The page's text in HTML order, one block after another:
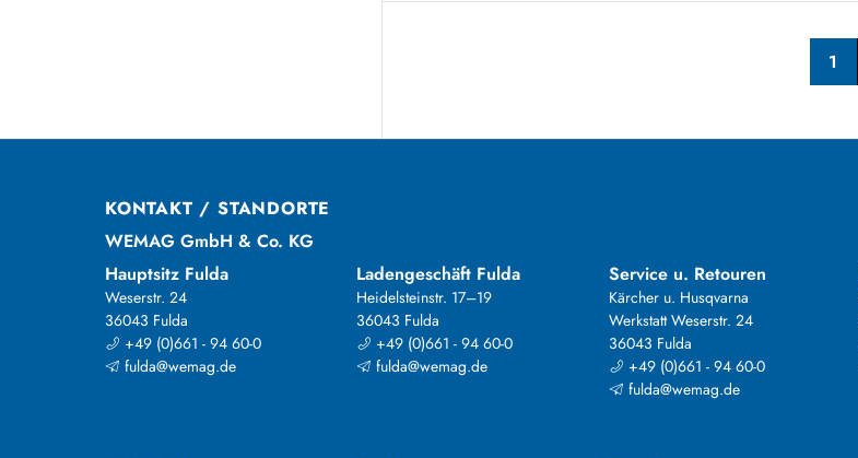
1
KONTAKT / STANDORTE
WEMAG GmbH & Co. KG
Hauptsitz Fulda
Weserstr. 24
36043 Fulda
+49 (0)661 - 94 60-0
fulda@wemag.de
Ladengeschäft Fulda
Heidelsteinstr. 17–19
36043 Fulda
+49 (0)661 - 94 60-0
fulda@wemag.de
Service u. Retouren
Kärcher u. Husqvarna
Werkstatt Weserstr. 24
36043 Fulda
+49 (0)661 - 94 60-0
fulda@wemag.de